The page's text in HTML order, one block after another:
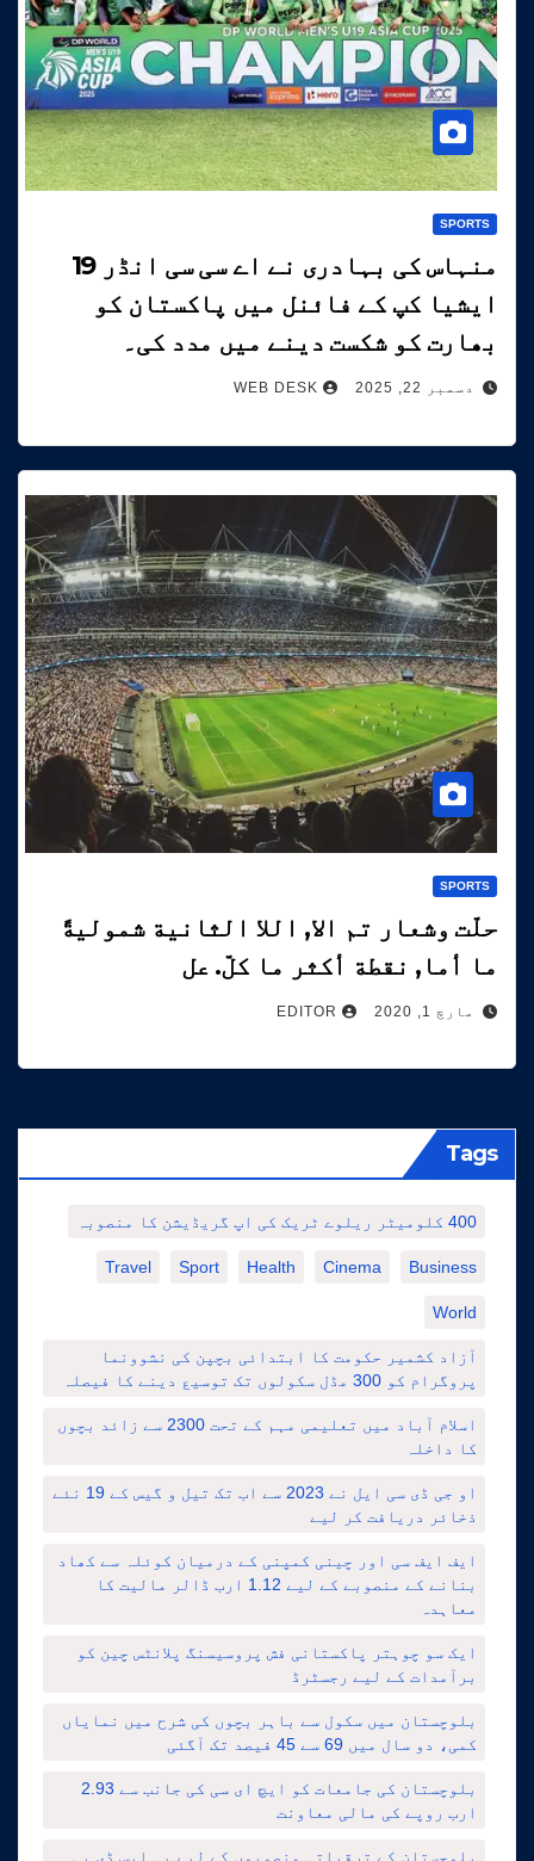
SPORTS
منہاس کی بہادری نے اے سی سی انڈر 19
ایشیا کپ کے فائنل میں پاکستان کو
بھارت کو شکست دینے میں مدد کی۔
دسمبر 22, 2025 WEB DESK
SPORTS
حلّت وشعار تم الا, اللا الثانية شموليةً
ما أما, نقطة أكثر ما كلّ. عل
مارچ 1, 2020 EDITOR
Tags
400 کلومیٹر ریلوے ٹریک کی اپ گریڈیشن کا منصوبہ
Business
Cinema
Health
Sport
Travel
World
آزاد کشمیر حکومت کا ابتدائی بچپن کی نشوونما
پروگرام کو 300 مڈل سکولوں تک توسیع دینے کا فیصلہ
اسلام آباد میں تعلیمی مہم کے تحت 2300 سے زائد بچوں
کا داخلہ
او جی ڈی سی ایل نے 2023 سے اب تک تیل و گیس کے 19 نئے
ذخائر دریافت کر لیے
ایف ایف سی اور چینی کمپنی کے درمیان کوئلہ سے کھاد
بنانے کے منصوبے کے لیے 1.12 ارب ڈالر مالیت کا
معاہدہ
ایک سو چوہتر پاکستانی فش پروسیسنگ پلانٹس چین کو
برآمدات کے لیے رجسٹرڈ
بلوچستان میں سکول سے باہر بچوں کی شرح میں نمایاں
کمی، دو سال میں 69 سے 45 فیصد تک آگئی
بلوچستان کی جامعات کو ایچ ای سی کی جانب سے 2.93
ارب روپے کی مالی معاونت
بلوچستان کے ترقیاتی منصوبوں کے لیے پی ایس ڈی پی